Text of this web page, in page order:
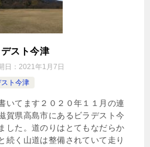
デスト今津
日： 2021年1月7日
ト今津
いてます２０２０年１１月の連
賀県高島市にあるビラデスト今
した。道のりはとてもなだらか
続く山道は整備されていて走り